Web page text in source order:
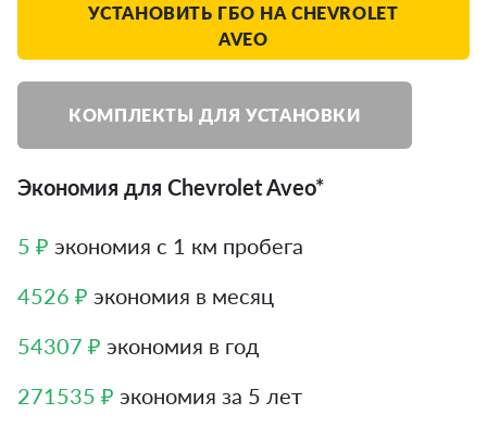
УСТАНОВИТЬ ГБО НА CHEVROLET
AVEO
КОМПЛЕКТЫ ДЛЯ УСТАНОВКИ
Экономия для Chevrolet Aveo*
5 ₽ экономия с 1 км пробега
4526 ₽ экономия в месяц
54307 ₽ экономия в год
271535 ₽ экономия за 5 лет